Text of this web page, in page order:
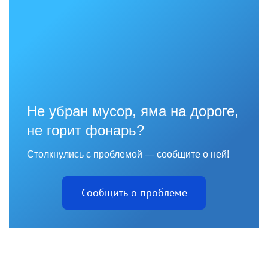
Не убран мусор, яма на дороге,
не горит фонарь?
Столкнулись с проблемой — сообщите о ней!
Сообщить о проблеме